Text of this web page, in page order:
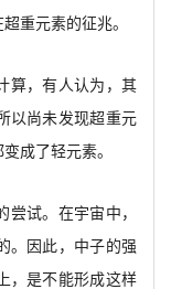
重元素的征兆。
算，有人认为，其
以尚未发现超重元
成了轻元素。
尝试。在宇宙中 ，
。因此，中子的强
，是不能形成这样